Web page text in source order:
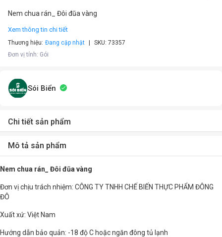
Nem chua rán_ Đôi đũa vàng
Xem thông tin chi tiết
Thương hiệu: Đang cập nhật SKU: 73357
Đơn vị tính: Gói
Sói Biển
Chi tiết sản phẩm
Mô tả sản phẩm
Nem chua rán_ Đôi đũa vàng
Đơn vị chịu trách nhiệm: CÔNG TY TNHH CHẾ BIẾN THỰC PHẨM ĐÔNG
ĐÔ
Xuất xứ: Việt Nam
Hướng dẫn bảo quản: -18 độ C hoặc ngăn đông tủ lạnh